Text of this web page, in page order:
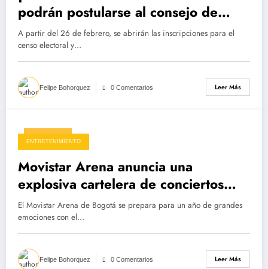
podrán postularse al consejo de
cultura de Ibagué
A partir del 26 de febrero, se abrirán las inscripciones para el
censo electoral y…
Felipe Bohorquez 0 Comentarios Leer Más
07/02/2025
ENTRETENIMIENTO
Movistar Arena anuncia una
explosiva cartelera de conciertos
para 2025
El Movistar Arena de Bogotá se prepara para un año de grandes
emociones con el…
Felipe Bohorquez 0 Comentarios Leer Más